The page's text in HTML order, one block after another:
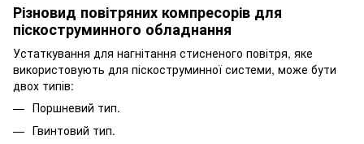
Різновид повітряних компресорів для
піскоструминного обладнання
Устаткування для нагнітання стисненого повітря, яке
використовують для піскоструминної системи, може бути
двох типів:
Поршневий тип.
Гвинтовий тип.